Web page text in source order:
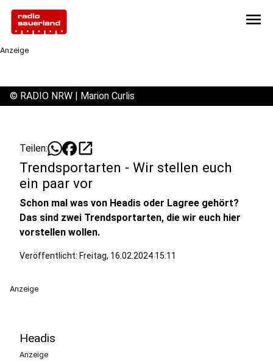
menu
Anzeige
© RADIO NRW | Marion Curlis
Teilen: open_in_new
Trendsportarten - Wir stellen euch
ein paar vor
Schon mal was von Headis oder Lagree gehört?
Das sind zwei Trendsportarten, die wir euch hier
vorstellen wollen.
Veröffentlicht: Freitag, 16.02.2024 15:11
Anzeige
Headis
Anzeige